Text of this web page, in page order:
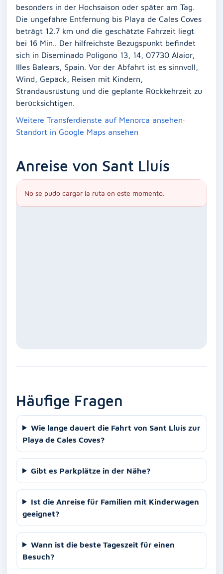
besonders in der Hochsaison oder später am Tag.
Die ungefähre Entfernung bis Playa de Cales Coves
beträgt 12.7 km und die geschätzte Fahrzeit liegt
bei 16 Min.. Der hilfreichste Bezugspunkt befindet
sich in Diseminado Poligono 13, 14, 07730 Alaior,
Illes Balears, Spain. Vor der Abfahrt ist es sinnvoll,
Wind, Gepäck, Reisen mit Kindern,
Strandausrüstung und die geplante Rückkehrzeit zu
berücksichtigen.
Weitere Transferdienste auf Menorca ansehen·
Standort in Google Maps ansehen
Anreise von Sant Lluís
No se pudo cargar la ruta en este momento.
Häufige Fragen
Wie lange dauert die Fahrt von Sant Lluís zur
Playa de Cales Coves?
Gibt es Parkplätze in der Nähe?
Ist die Anreise für Familien mit Kinderwagen
geeignet?
Wann ist die beste Tageszeit für einen
Besuch?